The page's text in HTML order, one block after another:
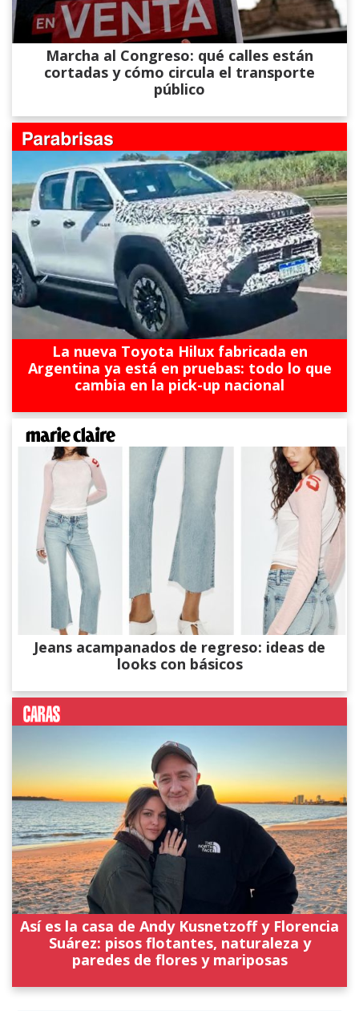
Marcha al Congreso: qué calles están
cortadas y cómo circula el transporte
público
La nueva Toyota Hilux fabricada en
Argentina ya está en pruebas: todo lo que
cambia en la pick-up nacional
Jeans acampanados de regreso: ideas de
looks con básicos
Así es la casa de Andy Kusnetzoff y Florencia
Suárez: pisos flotantes, naturaleza y
paredes de flores y mariposas